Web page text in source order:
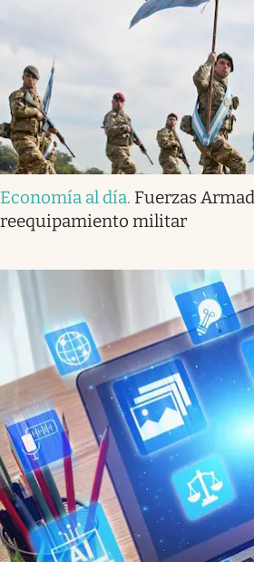
Economía al día. Fuerzas
reequipamiento militar